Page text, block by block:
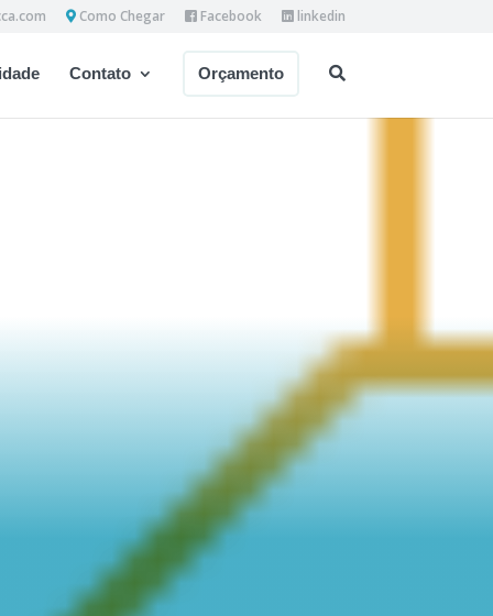
Como Chegar Facebook linkedin
Contato Orçamento